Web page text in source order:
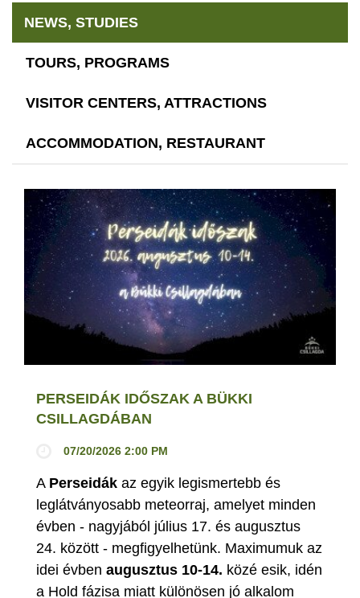
NEWS, STUDIES
TOURS, PROGRAMS
VISITOR CENTERS, ATTRACTIONS
ACCOMMODATION, RESTAURANT
PERSEIDÁK IDŐSZAK A BÜKKI
CSILLAGDÁBAN
07/20/2026 2:00 PM
A Perseidák az egyik legismertebb és
leglátványosabb meteorraj, amelyet minden
évben - nagyjából július 17. és augusztus
24. között - megfigyelhetünk. Maximumuk az
idei évben augusztus 10-14. közé esik, idén
a Hold fázisa miatt különösen jó alkalom